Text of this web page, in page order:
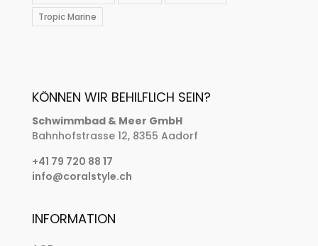
Tropic Marine
KÖNNEN WIR BEHILFLICH SEIN?
Schwimmbad & Meer GmbH
Bahnhofstrasse 12, 8355 Aadorf
+41 79 720 88 17
info@coralstyle.ch
INFORMATION